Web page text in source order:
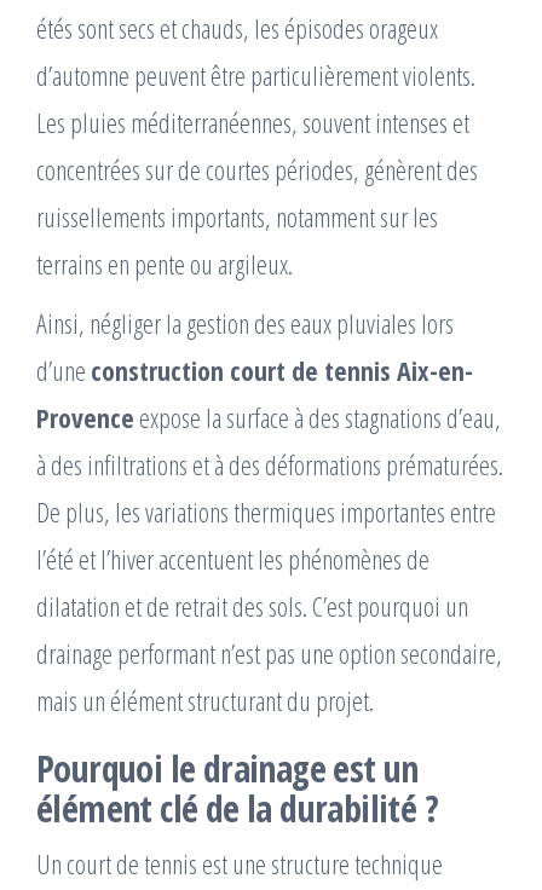
étés sont secs et chauds, les épisodes orageux
d’automne peuvent être particulièrement violents.
Les pluies méditerranéennes, souvent intenses et
concentrées sur de courtes périodes, génèrent des
ruissellements importants, notamment sur les
terrains en pente ou argileux.
Ainsi, négliger la gestion des eaux pluviales lors
d’une construction court de tennis Aix-en-
Provence expose la surface à des stagnations d’eau,
à des infiltrations et à des déformations prématurées.
De plus, les variations thermiques importantes entre
l’été et l’hiver accentuent les phénomènes de
dilatation et de retrait des sols. C’est pourquoi un
drainage performant n’est pas une option secondaire,
mais un élément structurant du projet.
Pourquoi le drainage est un
élément clé de la durabilité ?
Un court de tennis est une structure technique